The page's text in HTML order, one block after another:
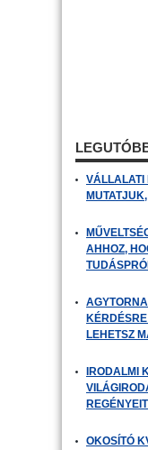
VÁLLALATI
AHHOZ,
LEHETSZ
IRODALMI
OKOSÍTÓ